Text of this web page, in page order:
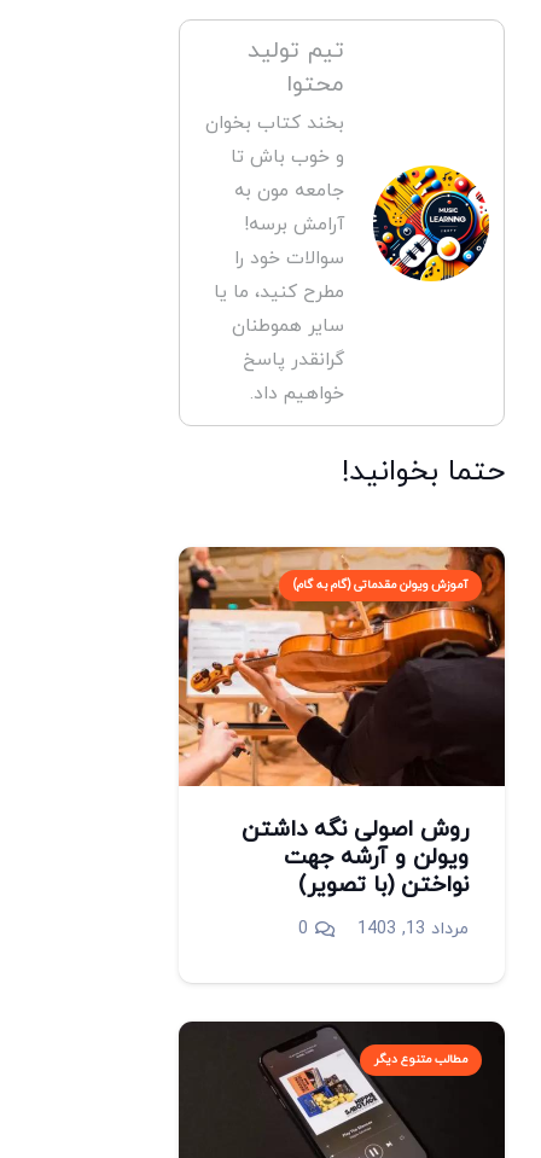
تیم تولید
محتوا
بخند کتاب بخوان
و خوب باش تا
جامعه مون به
آرامش برسه!
سوالات خود را
مطرح کنید، ما یا
سایر هموطنان
گرانقدر پاسخ
خواهیم داد.
حتما بخوانید!
آموزش ویولن مقدماتی (گام به گام)
روش اصولی نگه داشتن
ویولن و آرشه جهت
نواختن (با تصویر)
مرداد 13, 1403 0
مطالب متنوع دیگر